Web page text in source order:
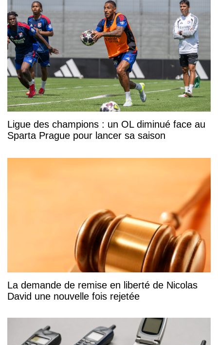
Ligue des champions : un OL diminué face au
Sparta Prague pour lancer sa saison
La demande de remise en liberté de Nicolas
David une nouvelle fois rejetée